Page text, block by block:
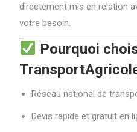
directement mis en relation
votre besoin.
Pourquoi
Réseau national de
Devis rapide et gratuit en